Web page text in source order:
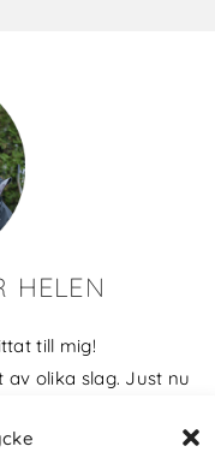
HELEN
till mig!
olika slag. Just nu
bilder visar min
Men också lite